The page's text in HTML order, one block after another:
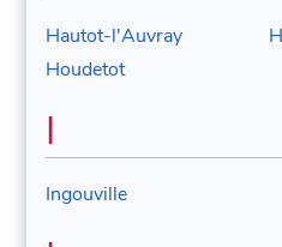
Hautot-l'Auvray
Houdetot
I
Ingouville